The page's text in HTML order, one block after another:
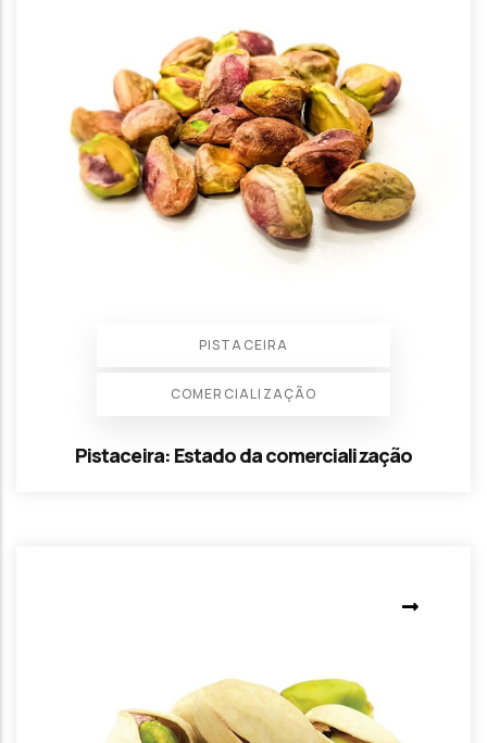
PISTACEIRA
COMERCIALIZAÇÃO
Pistaceira: Estado da comercialização